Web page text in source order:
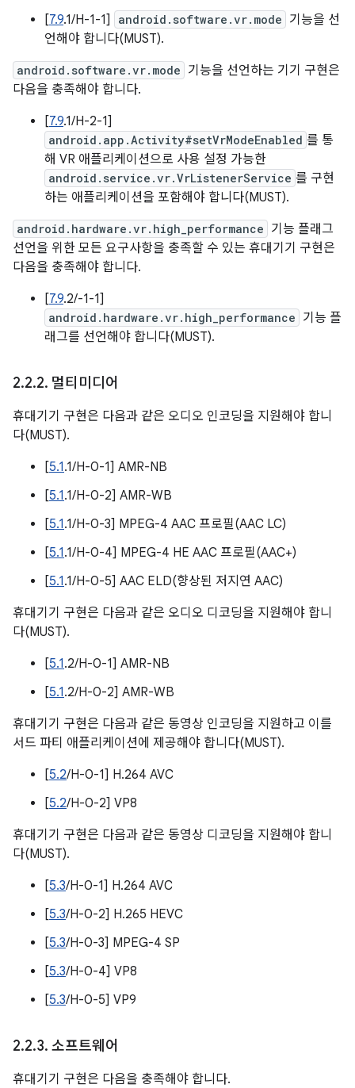
[7.9.1/H-1-1] android.software.vr.mode 기능을 선
언해야 합니다(MUST).
android.software.vr.mode 기능을 선언하는 기기 구현은
다음을 충족해야 합니다.
[7.9.1/H-2-1]
android.app.Activity#setVrModeEnabled 를 통
해 VR 애플리케이션으로 사용 설정 가능한
android.service.vr.VrListenerService 를 구현
하는 애플리케이션을 포함해야 합니다(MUST).
android.hardware.vr.high_performance 기능 플래그
선언을 위한 모든 요구사항을 충족할 수 있는 휴대기기 구현은
다음을 충족해야 합니다.
[7.9.2/-1-1]
android.hardware.vr.high_performance 기능 플
래그를 선언해야 합니다(MUST).
2.2.2. 멀티미디어
휴대기기 구현은 다음과 같은 오디오 인코딩을 지원해야 합니
다(MUST).
[5.1.1/H-0-1] AMR-NB
[5.1.1/H-0-2] AMR-WB
[5.1.1/H-0-3] MPEG-4 AAC 프로필(AAC LC)
[5.1.1/H-0-4] MPEG-4 HE AAC 프로필(AAC+)
[5.1.1/H-0-5] AAC ELD(향상된 저지연 AAC)
휴대기기 구현은 다음과 같은 오디오 디코딩을 지원해야 합니
다(MUST).
[5.1.2/H-0-1] AMR-NB
[5.1.2/H-0-2] AMR-WB
휴대기기 구현은 다음과 같은 동영상 인코딩을 지원하고 이를
서드 파티 애플리케이션에 제공해야 합니다(MUST).
[5.2/H-0-1] H.264 AVC
[5.2/H-0-2] VP8
휴대기기 구현은 다음과 같은 동영상 디코딩을 지원해야 합니
다(MUST).
[5.3/H-0-1] H.264 AVC
[5.3/H-0-2] H.265 HEVC
[5.3/H-0-3] MPEG-4 SP
[5.3/H-0-4] VP8
[5.3/H-0-5] VP9
2.2.3. 소프트웨어
휴대기기 구현은 다음을 충족해야 합니다.